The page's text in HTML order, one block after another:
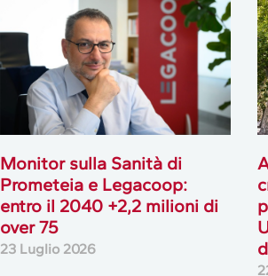
Monitor sulla Sanità di
Prometeia e Legacoop:
entro il 2040 +2,2 milioni di
over 75
23 Luglio 2026